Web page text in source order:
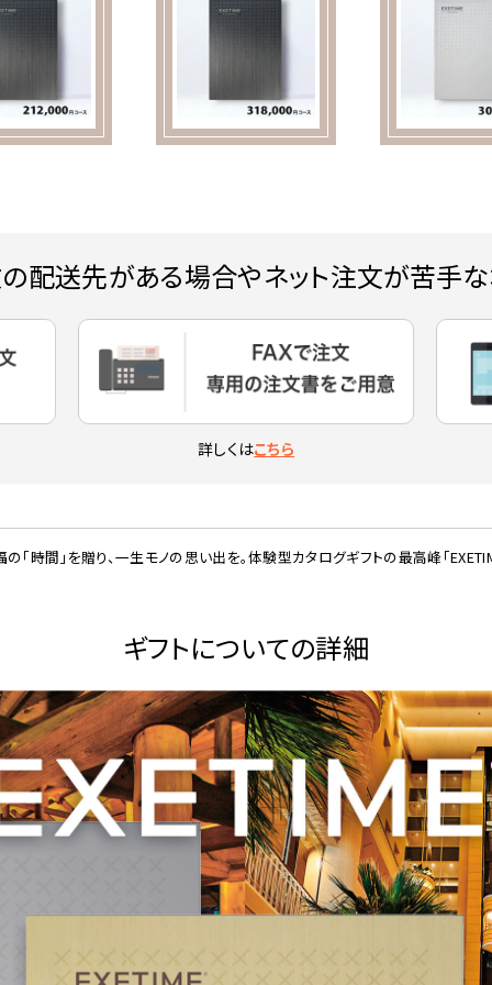
配送先がある場合やネット注文が苦手
詳しくはこちら
の「時間」を贈り、一生モノの思い出を。体験型カタログギフトの最高峰「
ギフトについての詳細